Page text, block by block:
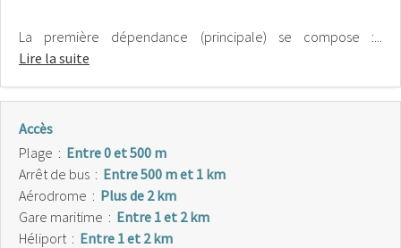
La première dépendance (principale) se compose :...
Lire la suite
Accès
Plage : Entre 0 et 500 m
Arrêt de bus : Entre 500 m et 1 km
Aérodrome : Plus de 2 km
Gare maritime : Entre 1 et 2 km
Héliport : Entre 1 et 2 km